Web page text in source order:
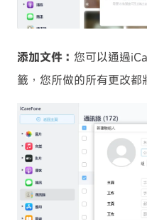
添加文件： 您可以通過
籤，您所做的所有更改都